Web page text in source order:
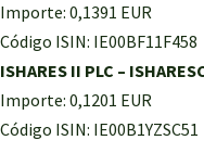
Importe: 0,1391 EUR
Código ISIN: IE00BF11F458
ISHARES II PLC –
Importe: 0,1201 EUR
Código ISIN: IE00B1YZSC51